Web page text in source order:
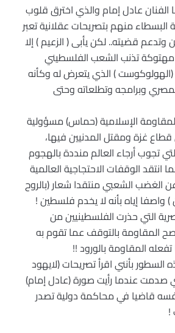
الفنان عادل إمام والذي اخترق قلوب
البسطاء منهم بتصريحات عقلانية تعبر
قضيته.. لكن يأبى ( الزعيم ) إلا
مهتوكة تذنب الشعب الفلسطيني
) الذي يتعرض له وكأنه
وبرامجه وتطلعاته وحتى
الإسلامية (حماس) مسؤولية
قطاع غزة ومقتل المدنيين فيها،
تجوب أرجاء العالم منددة بالهجوم
انتقد الوقفات الاحتجاجية العالمية
الغضب الشعبي منتقدا شعار (بالروح
واصفا إياه بأنه لا يخدم فلسطين !
التي حذرت الفلسطينيين من
المقاومة بالتوقف عما تقوم به
المقاومة بالورود !!
بأنني اقرأ تصريحات (لايهود
صدمت عندما رأيت صورة (عادل إمام)
قاضيا في محاكمة دولية تصدر
!